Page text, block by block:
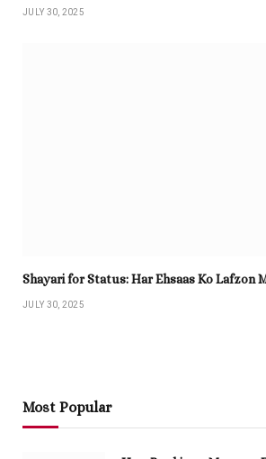
JULY 30, 2025
Shayari for Status: Har Ehsaas Ko Lafzon
JULY 30, 2025
Most Popular